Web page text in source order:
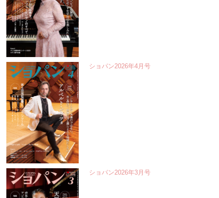
ショパン2026年4月号
ショパン2026年3月号